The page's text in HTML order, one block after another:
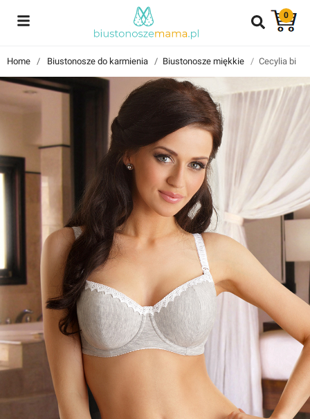
0
Reviews
Znajdź i przeczytaj historie użytkowników takich jak Ty!
Home Biustonosze do karmienia Biustonosze miękkie Cecylia